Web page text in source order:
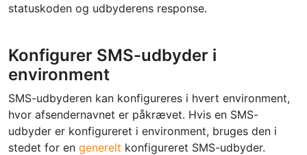
statuskoden og udbyderens response.
Konfigurer SMS-udbyder i
environment
SMS-udbyderen kan konfigureres i hvert environment,
hvor afsendernavnet er påkrævet. Hvis en SMS-
udbyder er konfigureret i environment, bruges den i
stedet for en generelt konfigureret SMS-udbyder.